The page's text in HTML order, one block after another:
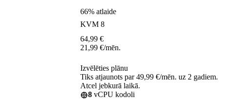
66% atlaide
KVM 8
64,99 €
21,99 €/mēn.
Izvēlēties plānu
Tiks atjaunots par 49,99 €/mēn. uz 2 gadiem.
Atcel jebkurā laikā.
8 vCPU kodoli